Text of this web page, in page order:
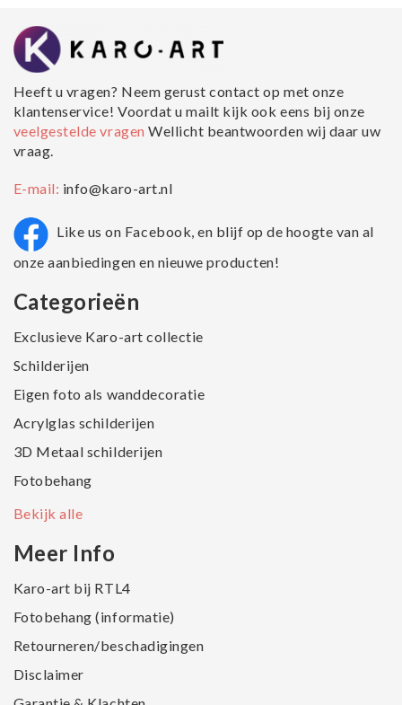
Heeft u vragen? Neem gerust contact op met onze
klantenservice! Voordat u mailt kijk ook eens bij onze
veelgestelde vragenWellicht beantwoorden wij daar uw
vraag.
E-mail: info@karo-art.nl
Like us on Facebook, en blijf op de hoogte van al
onze aanbiedingen en nieuwe producten!
Categorieën
Exclusieve Karo-art collectie
Schilderijen
Eigen foto als wanddecoratie
Acrylglas schilderijen
3D Metaal schilderijen
Fotobehang
Bekijk alle
Meer Info
Karo-art bij RTL4
Fotobehang (informatie)
Retourneren/beschadigingen
Disclaimer